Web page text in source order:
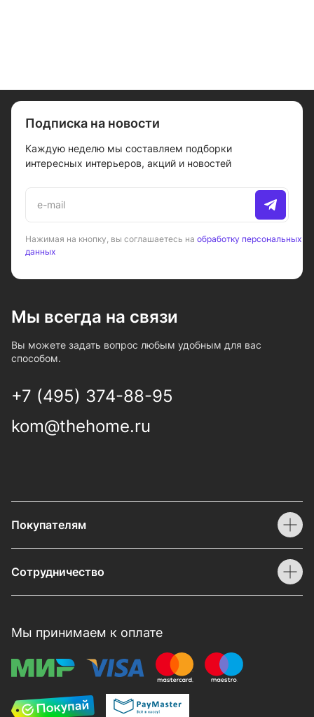
Подписка на новости
Каждую неделю мы составляем подборки
интересных интерьеров, акций и новостей
Нажимая на кнопку, вы соглашаетесь на обработку персональных
данных
Мы всегда на связи
Вы можете задать вопрос любым удобным для вас
способом.
+7 (495) 374-88-95
kom@thehome.ru
Покупателям
Сотрудничество
Мы принимаем к оплате